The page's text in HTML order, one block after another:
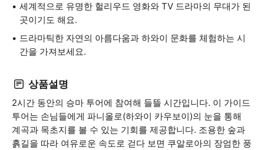
세계적으로 유명한 헐리우드 영화와 TV 드라마의 무대가 된
곳이기도 해요.
드라마틱한 자연의 아름다움과 하와이 문화를 체험하는 시
간을 가져보세요.
상품설명
2시간 동안의 승마 투어에 참여해 들뜰 시간입니다. 이 가이드
투어는 손님들에게 파니올로(하와이 카우보이)의 눈을 통해
계곡과 목초지를 볼 수 있는 기회를 제공합니다. 조용한 숲과
흙길을 따라 여유로운 속도로 걷다 보면 쿠알로아의 장엄한 풍